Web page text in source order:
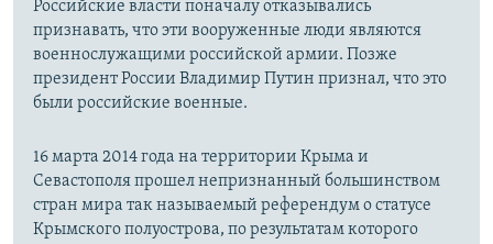
Российские власти поначалу отказывались
признавать, что эти вооруженные люди являются
военнослужащими российской армии. Позже
президент России Владимир Путин признал, что это
были российские военные.
16 марта 2014 года на территории Крыма и
Севастополя прошел непризнанный большинством
стран мира так называемый референдум о статусе
Крымского полуострова, по результатам которого